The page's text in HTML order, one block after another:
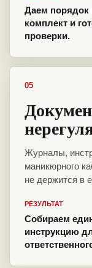
Даем порядок
комплект и
проверки.
05
Журналы,
маникюрного
не держится в
РЕЗУЛЬТАТ
Собираем
инструкцию